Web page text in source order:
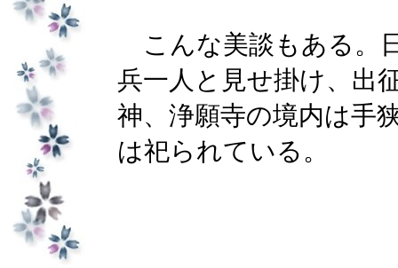
こんな美談もある。
兵一人と見せ掛け、出
神、浄願寺の境内は手
は祀られている。